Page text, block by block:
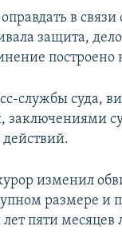
в связи
защита,
построено
службы суда,
заключениями
изменил
размере и
пяти